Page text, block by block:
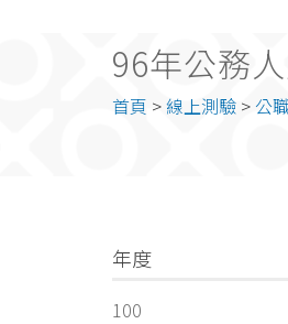
96年公務
首頁 >線上測驗 >公
年度
100